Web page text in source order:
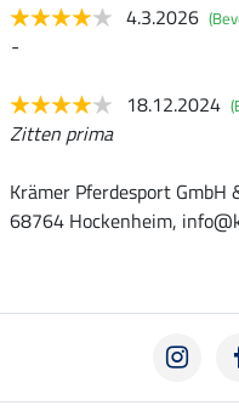
4.3.2026
-
18.12.2024
Zitten prima
Krämer Pferdesport GmbH
68764 Hockenheim,